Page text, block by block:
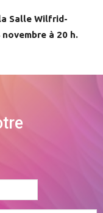
la Salle Wilfrid-
à 20 h.